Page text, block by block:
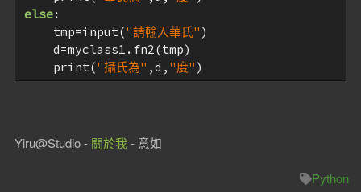
else:
    tmp=input(
"請輸入華氏" )
    d=myclass1.fn2(tmp)
    print(
"攝氏為" ,d, "度" )
Yiru@Studio - 關於我- 意如
Python